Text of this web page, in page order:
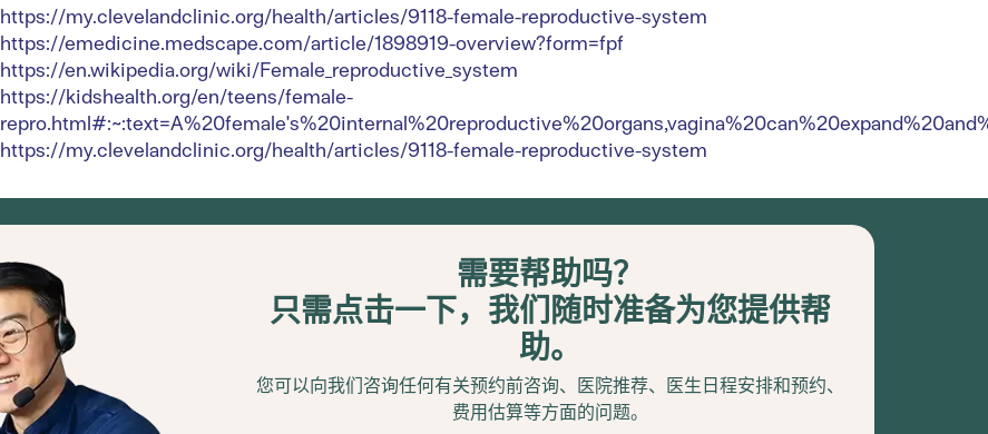
https://my.clevelandclinic.org/health/articles/9118-female-reproductive-system
https://emedicine.medscape.com/article/1898919-overview?form=fpf
https://en.wikipedia.org/wiki/Female_reproductive_system
https://kidshealth.org/en/teens/female-
https://my.clevelandclinic.org/health/articles/9118-female-reproductive-system
需要帮助吗？
只需点击一下，我们随时准备为您提供帮
助。
您可以向我们咨询任何有关预约前咨询、医院推荐、医生日程安排和预约、
费用估算等方面的问题。